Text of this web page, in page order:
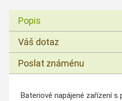
Popis
Váš dotaz
Poslat známénu
Bateriově napájené zařízení s